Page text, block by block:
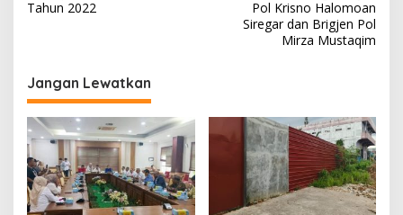
i
a
s
i
p
o
s
Tahun 2022
Pol Krisno Halomoan
Siregar dan Brigjen Pol
Mirza Mustaqim
Jangan Lewatkan